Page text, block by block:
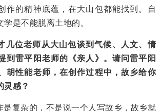
作的精神底蕴，在大山包都能找到。自
是不能脱离土地的。
几位老师从大山包谈到气候、人文、情
到雷平阳老师的《亲人》。请问雷平阳
胡性能老师，在创作过程中，故乡给你
灵感？
是复杂的，不是说一个人写故乡，故乡就